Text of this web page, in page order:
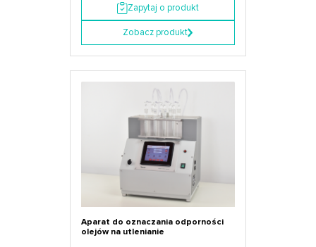
Zapytaj o produkt
Zobacz produkt
Aparat do oznaczania odporności
olejów na utlenianie